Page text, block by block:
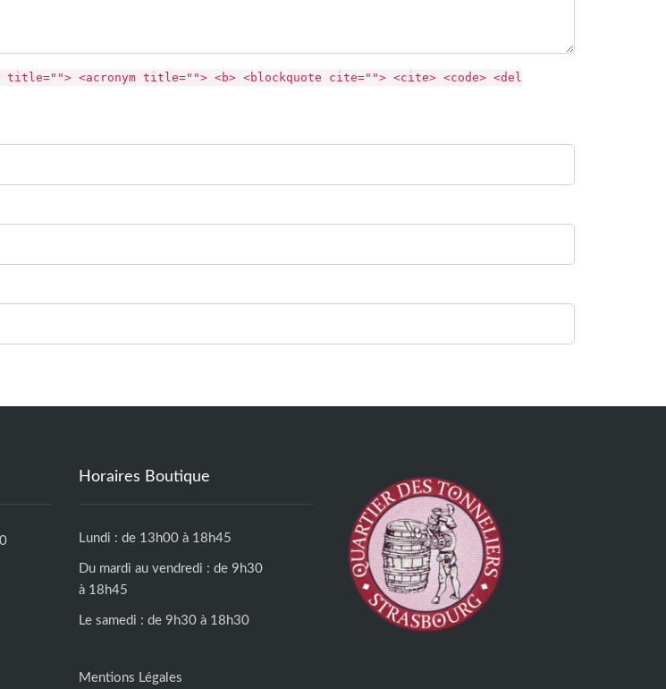
<acronym title=""> <b> <blockquote cite=""> <cite> <code> <del
Horaires Boutique
Lundi : de 13h00 à 18h45
Du mardi au vendredi : de 9h30
à 18h45
Le samedi : de 9h30 à 18h30
Mentions Légales